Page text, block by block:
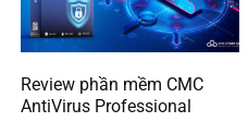
Review phần mềm CMC
AntiVirus Professional